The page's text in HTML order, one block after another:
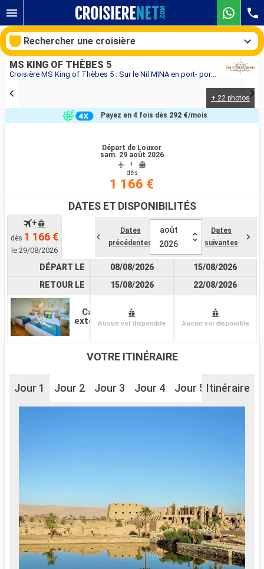
Croisière MS King of Thèbes 5 : Sur le Nil MINA en port- port au départ de Louxor
MS KING OF THÈBES 5
+ 22 photos
Départ de Louxor
sam. 29 août 2026
+
dès
1 166 €
Payez en 4 fois dès 292 €/mois
DATES ET DISPONIBILITÉS
+
dès 1 166 €
le 29/08/2026
Dates
précédentes
août
2026
Dates
suivantes
DÉPART LE
RETOUR LE
Cabine
extérieure
08/08/2026
15/08/2026
Aucun vol disponible
15/08/2026
22/08/2026
Aucun vol disponible
VOTRE ITINÉRAIRE
Jour 1 Jour 2 Jour 3 Jour 4 Jour 5 Jour 6
Itinéraire
Rechercher une croisière
Nos destinations
Compagnies
Rechercher